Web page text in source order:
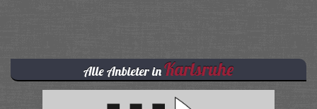
Alle Anbieter inKarlsruhe